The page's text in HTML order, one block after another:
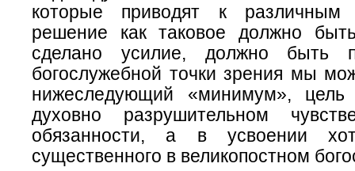
которые приводят к
решение как таковое должно
сделано усилие, должно быть
богослужебной точки зрения мы
нижеследующий «минимум», цель
духовно разрушительном
обязанности, а в усвоении
существенного в великопостном